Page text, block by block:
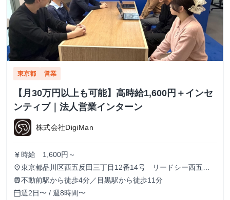
東京都 営業
【月30万円以上も可能】高時給1,600円＋インセ
ンティブ｜法人営業インターン
株式会社DigiMan
currency_yen 時給 1,600円～
place東京都品川区西五反田三丁目12番14号 リードシー西五反
田ビル7-8階（受付8階）
train不動前駅から徒歩4分／目黒駅から徒歩11分
calendar_today週2日〜 / 週8時間〜